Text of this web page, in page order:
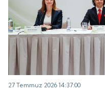
27 Temmuz 2026 14:37:00